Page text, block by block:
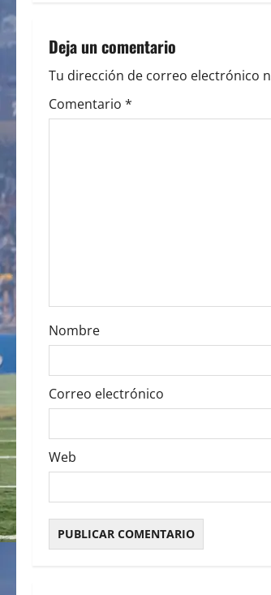
n
a
v
o
n
Deja un comentario
Tu dirección de correo electrónico
Comentario *
Nombre
Correo electrónico
Web